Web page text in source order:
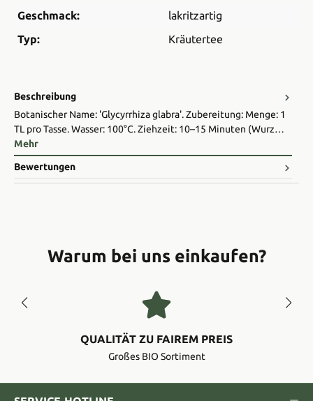
Geschmack:
lakritzartig
Typ:
Kräutertee
Beschreibung
Botanischer Name: 'Glycyrrhiza glabra'. Zubereitung: Menge: 1
TL pro Tasse. Wasser: 100°C. Ziehzeit: 10–15 Minuten (Wurz…
Mehr
Bewertungen
Warum bei uns einkaufen?
QUALITÄT ZU FAIREM PREIS
Großes BIO Sortiment